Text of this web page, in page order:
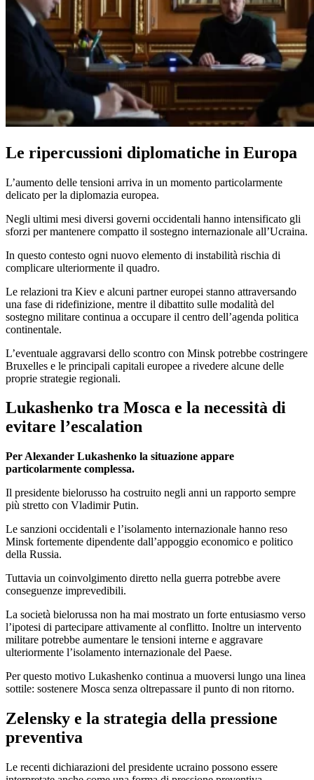
Le ripercussioni diplomatiche in Europa
L’aumento delle tensioni arriva in un momento particolarmente
delicato per la diplomazia europea.
Negli ultimi mesi diversi governi occidentali hanno intensificato gli
sforzi per mantenere compatto il sostegno internazionale all’Ucraina.
In questo contesto ogni nuovo elemento di instabilità rischia di
complicare ulteriormente il quadro.
Le relazioni tra Kiev e alcuni partner europei stanno attraversando
una fase di ridefinizione, mentre il dibattito sulle modalità del
sostegno militare continua a occupare il centro dell’agenda politica
continentale.
L’eventuale aggravarsi dello scontro con Minsk potrebbe costringere
Bruxelles e le principali capitali europee a rivedere alcune delle
proprie strategie regionali.
Lukashenko tra Mosca e la necessità di
evitare l’escalation
Per Alexander Lukashenko la situazione appare
particolarmente complessa.
Il presidente bielorusso ha costruito negli anni un rapporto sempre
più stretto con Vladimir Putin.
Le sanzioni occidentali e l’isolamento internazionale hanno reso
Minsk fortemente dipendente dall’appoggio economico e politico
della Russia.
Tuttavia un coinvolgimento diretto nella guerra potrebbe avere
conseguenze imprevedibili.
La società bielorussa non ha mai mostrato un forte entusiasmo verso
l’ipotesi di partecipare attivamente al conflitto. Inoltre un intervento
militare potrebbe aumentare le tensioni interne e aggravare
ulteriormente l’isolamento internazionale del Paese.
Per questo motivo Lukashenko continua a muoversi lungo una linea
sottile: sostenere Mosca senza oltrepassare il punto di non ritorno.
Zelensky e la strategia della pressione
preventiva
Le recenti dichiarazioni del presidente ucraino possono essere